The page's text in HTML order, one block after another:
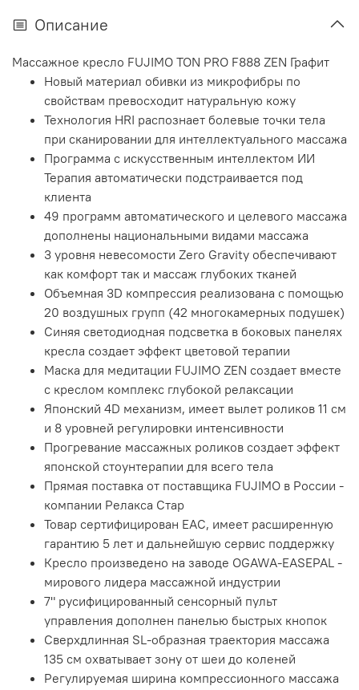
Описание
Массажное кресло FUJIMO TON PRO F888 ZEN Графит
Новый материал обивки из микрофибры по
свойствам превосходит натуральную кожу
Технология HRI распознает болевые точки тела
при сканировании для интеллектуального массажа
Программа с искусственным интеллектом ИИ
Терапия автоматически подстраивается под
клиента
49 программ автоматического и целевого массажа
дополнены национальными видами массажа
3 уровня невесомости Zero Gravity обеспечивают
как комфорт так и массаж глубоких тканей
Объемная 3D компрессия реализована с помощью
20 воздушных групп (42 многокамерных подушек)
Синяя светодиодная подсветка в боковых панелях
кресла создает эффект цветовой терапии
Маска для медитации FUJIMO ZEN создает вместе
с креслом комплекс глубокой релаксации
Японский 4D механизм, имеет вылет роликов 11 см
и 8 уровней регулировки интенсивности
Прогревание массажных роликов создает эффект
японской стоунтерапии для всего тела
Прямая поставка от поставщика FUJIMO в России -
компании Релакса Стар
Товар сертифицирован EAC, имеет расширенную
гарантию 5 лет и дальнейшую сервис поддержку
Кресло произведено на заводе OGAWA-EASEPAL -
мирового лидера массажной индустрии
7" русифицированный сенсорный пульт
управления дополнен панелью быстрых кнопок
Сверхдлинная SL-образная траектория массажа
135 см охватывает зону от шеи до коленей
Регулируемая ширина компрессионного массажа